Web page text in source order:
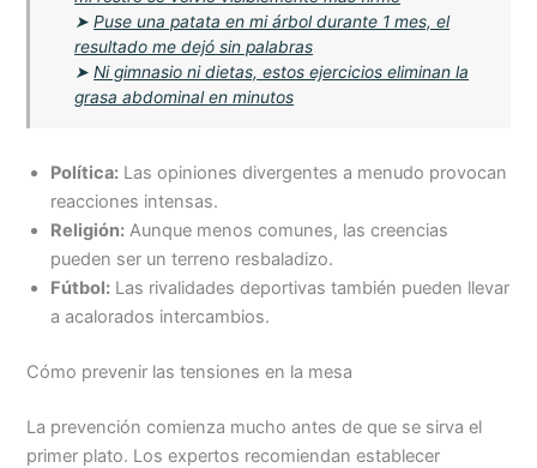
➤Puse una patata en mi árbol durante 1 mes, el
resultado me dejó sin palabras
➤Ni gimnasio ni dietas, estos ejercicios eliminan la
grasa abdominal en minutos
Política: Las opiniones divergentes a menudo provocan
reacciones intensas.
Religión: Aunque menos comunes, las creencias
pueden ser un terreno resbaladizo.
Fútbol: Las rivalidades deportivas también pueden llevar
a acalorados intercambios.
Cómo prevenir las tensiones en la mesa
La prevención comienza mucho antes de que se sirva el
primer plato. Los expertos recomiendan establecer